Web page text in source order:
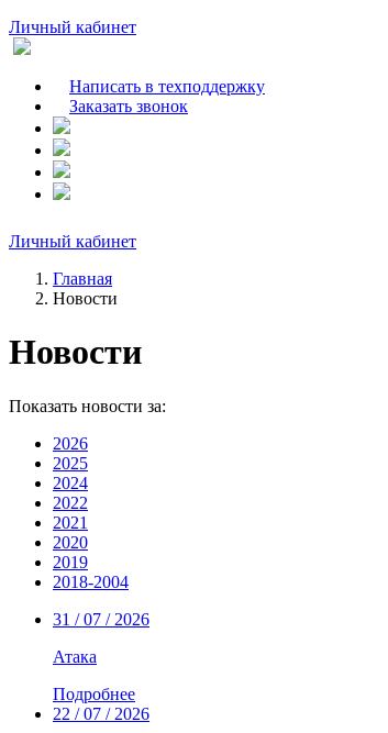
Личный кабинет
Написать в техподдержку
Заказать звонок
Личный кабинет
Главная
Новости
Новости
Показать новости за:
2026
2025
2024
2022
2021
2020
2019
2018-2004
31 / 07 / 2026
Атака
Подробнее
22 / 07 / 2026